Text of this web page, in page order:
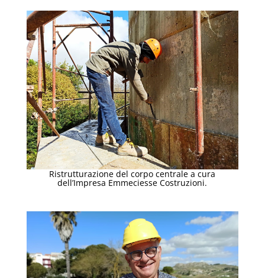
Ristrutturazione del corpo centrale a cura
dell’Impresa Emmeciesse Costruzioni.